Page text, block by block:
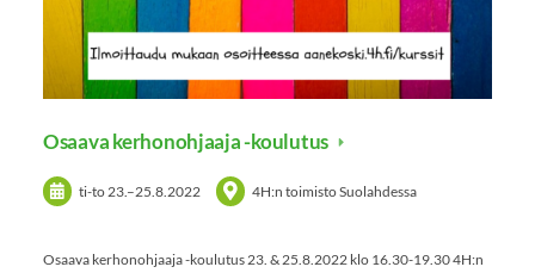
Osaava kerhonohjaaja -koulutus
ti-to 23. –25.8.2022 4H:n toimisto Suolahdessa
Osaava kerhonohjaaja -koulutus 23. & 25.8.2022 klo 16.30-19.30 4H:n